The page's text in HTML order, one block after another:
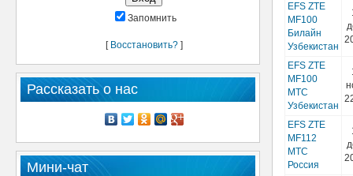
Запомнить
[ Восстановить?]
Рассказать о нас
Мини-чат
EFS ZTE
MF100
Билайн
Узбекистан
EFS ZTE
MF100
МТС
Узбекистан
EFS ZTE
MF112
МТС
Россия